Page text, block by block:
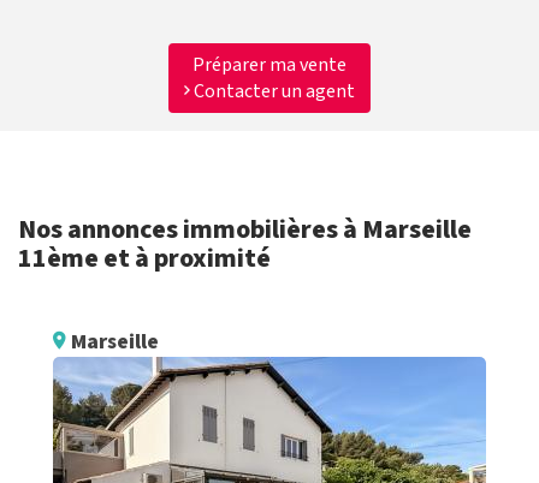
Préparer ma vente
Contacter un agent
Nos annonces immobilières à Marseille
11ème et à proximité
Marseille